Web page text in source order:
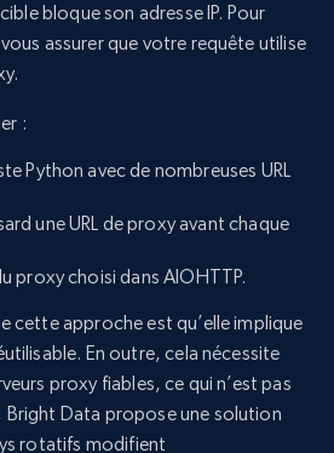
bloque son adresse IP. Pour
assurer que votre requête utilise
:
Python avec de nombreuses URL
une URL de proxy avant chaque
proxy choisi dans AIOHTTP.
cette approche est qu’elle implique
En outre, cela nécessite
proxy fiables, ce qui n’est pas
Data propose une solution
rotatifs modifient